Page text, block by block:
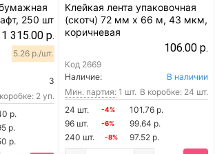
250 шт
1 315.00 р.
5.26 р./шт.
3
2 уп.
р.
р.
р.
Клейкая лента упаковочная
(скотч) 72 мм х 66 м, 43 мкм,
коричневая
106.00 р.
Код 2669
Наличие:
В наличии
Мин. партия: 1 шт. В коробке: 24 шт.
24 шт.
-4%
101.76 р.
96 шт.
-6%
99.64 р.
240 шт.
-8% 97.52 р.